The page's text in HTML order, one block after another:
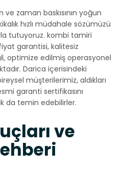
zaman baskısının yoğun
hızlı müdahale sözümüzü
tutuyoruz. kombi tamiri
garantisi, kalitesiz
optimize edilmiş operasyonel
Darica içerisindeki
müşterilerimiz, aldıkları
garanti sertifikasını
da temin edebilirler.
ve